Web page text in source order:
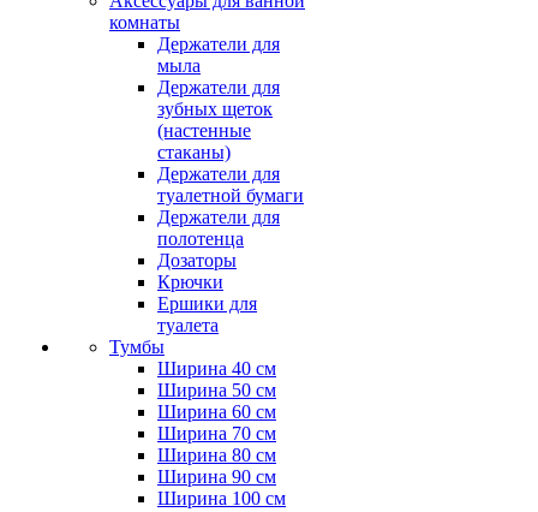
комнаты
Держатели для
мыла
Держатели для
зубных щеток
(настенные
стаканы)
Держатели для
туалетной бумаги
Держатели для
полотенца
Дозаторы
Крючки
Ершики для
туалета
Тумбы
Ширина 40 см
Ширина 50 см
Ширина 60 см
Ширина 70 см
Ширина 80 см
Ширина 90 см
Ширина 100 см